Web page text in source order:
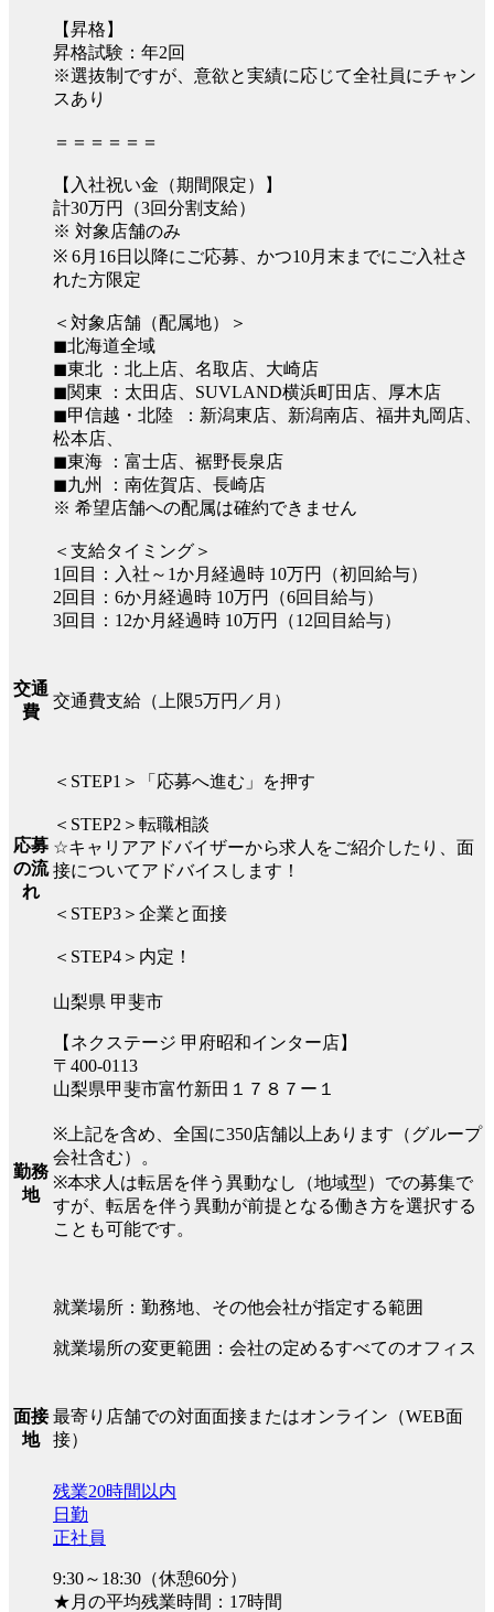
【昇格】
昇格試験：年2回
※選抜制ですが、意欲と実績に応じて全社員にチャン
スあり
＝＝＝＝＝＝
【入社祝い金（期間限定）】
計30万円（3回分割支給）
※ 対象店舗のみ
※ 6月16日以降にご応募、かつ10月末までにご入社さ
れた方限定
＜対象店舗（配属地）＞
◼︎北海道全域
◼︎東北 ：北上店、名取店、大崎店
◼︎関東 ：太田店、SUVLAND横浜町田店、厚木店
◼︎甲信越・北陸 ：新潟東店、新潟南店、福井丸岡店、
松本店、
◼︎東海 ：富士店、裾野長泉店
◼︎九州 ：南佐賀店、長崎店
※ 希望店舗への配属は確約できません
＜支給タイミング＞
1回目：入社～1か月経過時 10万円（初回給与）
2回目：6か月経過時 10万円（6回目給与）
3回目：12か月経過時 10万円（12回目給与）
交通
費
交通費支給（上限5万円／月）
応募
の流
れ
＜STEP1＞「応募へ進む」を押す
＜STEP2＞転職相談
☆キャリアアドバイザーから求人をご紹介したり、面
接についてアドバイスします！
＜STEP3＞企業と面接
＜STEP4＞内定！
勤務
地
山梨県 甲斐市
【ネクステージ 甲府昭和インター店】
〒400-0113
山梨県甲斐市富竹新田１７８７ー１
※上記を含め、全国に350店舗以上あります（グループ
会社含む）。
※本求人は転居を伴う異動なし（地域型）での募集で
すが、転居を伴う異動が前提となる働き方を選択する
ことも可能です。
就業場所：勤務地、その他会社が指定する範囲
就業場所の変更範囲：会社の定めるすべてのオフィス
面接
地
最寄り店舗での対面面接またはオンライン（WEB面
接）
残業20時間以内
日勤
正社員
9:30～18:30（休憩60分）
★月の平均残業時間：17時間